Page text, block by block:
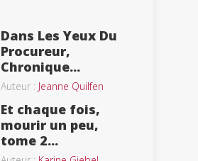
Dans Les Yeux Du
Procureur,
Chronique...
Auteur : Jeanne Quilfen
Et chaque fois,
mourir un peu,
tome 2...